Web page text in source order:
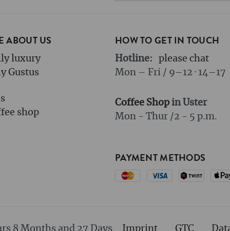
ABOUT US
luxury
Gustus
shop
HOW TO GET IN TOUCH
Hotline:
please chat
Mon – Fri / 9–12 · 14–17
Coffee Shopin Uster
Mon - Thur /2 - 5 p.m.
PAYMENT METHODS